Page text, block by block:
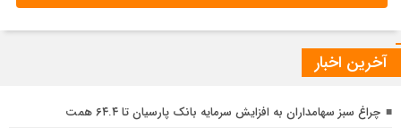
آخرین اخبار
چراغ سبز سهامداران به افزایش سرمایه بانک پارسیان تا ۶۴.۴ همت